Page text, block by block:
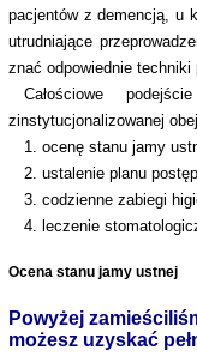
pacjentów z demencją, u
utrudniające
znać odpowiednie techniki
Całościowe
zinstytucjonalizowanej
1. ocenę stanu jamy
2. ustalenie planu
3. codzienne zabiegi
4. leczenie
Ocena stanu jamy ustnej
Powyżej
możesz uzyskać